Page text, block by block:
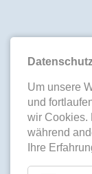
Um unsere
und
wir Cookies.
während
Ihre